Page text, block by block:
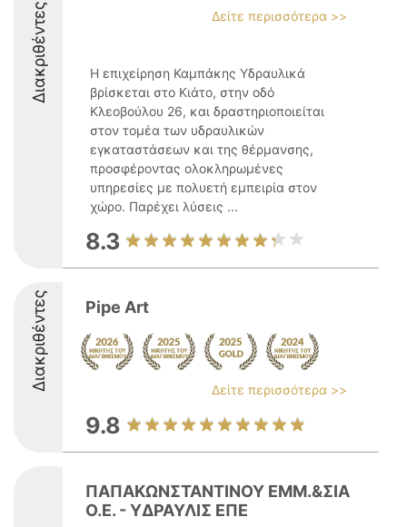
Διακριθέντες Δείτε περισσότερα >>
Η επιχείρηση Καμπάκης Υδραυλικά
βρίσκεται στο Κιάτο, στην οδό
Κλεοβούλου 26, και δραστηριοποιείται
στον τομέα των υδραυλικών
εγκαταστάσεων και της θέρμανσης,
προσφέροντας ολοκληρωμένες
υπηρεσίες με πολυετή εμπειρία στον
χώρο. Παρέχει λύσεις ...
8.3
Διακριθέντες Pipe Art
Δείτε περισσότερα >>
9.8
ΠΑΠΑΚΩΝΣΤΑΝΤΙΝΟΥ ΕΜΜ.&ΣΙΑ
Ο.Ε. - ΥΔΡΑΥΛΙΣ ΕΠΕ